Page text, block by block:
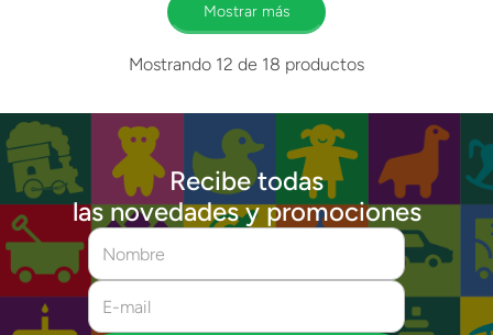
Mostrar más
Mostrando 12 de 18 productos
Recibe todas
las novedades y promociones